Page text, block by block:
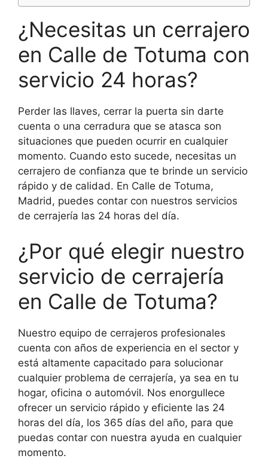
¿Necesitas un cerrajero
en Calle de Totuma con
servicio 24 horas?
Perder las llaves, cerrar la puerta sin darte
cuenta o una cerradura que se atasca son
situaciones que pueden ocurrir en cualquier
momento. Cuando esto sucede, necesitas un
cerrajero de confianza que te brinde un servicio
rápido y de calidad. En Calle de Totuma,
Madrid, puedes contar con nuestros servicios
de cerrajería las 24 horas del día.
¿Por qué elegir nuestro
servicio de cerrajería
en Calle de Totuma?
Nuestro equipo de cerrajeros profesionales
cuenta con años de experiencia en el sector y
está altamente capacitado para solucionar
cualquier problema de cerrajería, ya sea en tu
hogar, oficina o automóvil. Nos enorgullece
ofrecer un servicio rápido y eficiente las 24
horas del día, los 365 días del año, para que
puedas contar con nuestra ayuda en cualquier
momento.